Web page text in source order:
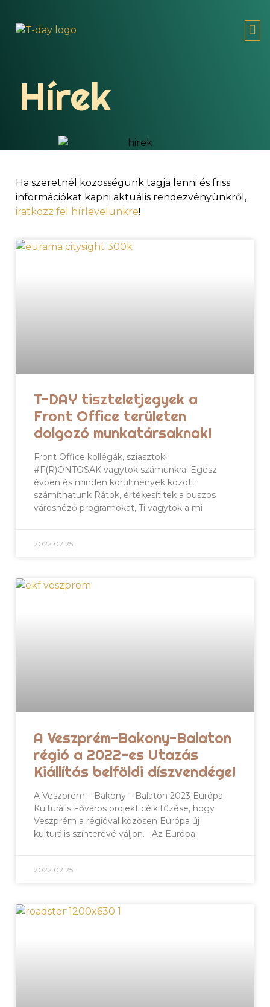
Hírek
Ha szeretnél közösségünk tagja lenni és friss
információkat kapni aktuális rendezvényünkről,
iratkozz fel hírlevelünkre!
T-DAY tiszteletjegyek a
Front Office területen
dolgozó munkatársaknak!
Front Office kollégák, sziasztok!
#F(R)ONTOSAK vagytok számunkra! Egész
évben és minden körülmények között
számíthatunk Rátok, értékesítitek a buszos
városnéző programokat, Ti vagytok a mi
2022.02.25.
A Veszprém-Bakony-Balaton
régió a 2022-es Utazás
Kiállítás belföldi díszvendége!
A Veszprém – Bakony – Balaton 2023 Európa
Kulturális Főváros projekt célkitűzése, hogy
Veszprém a régióval közösen Európa új
kulturális színterévé váljon. Az Európa
2022.02.25.